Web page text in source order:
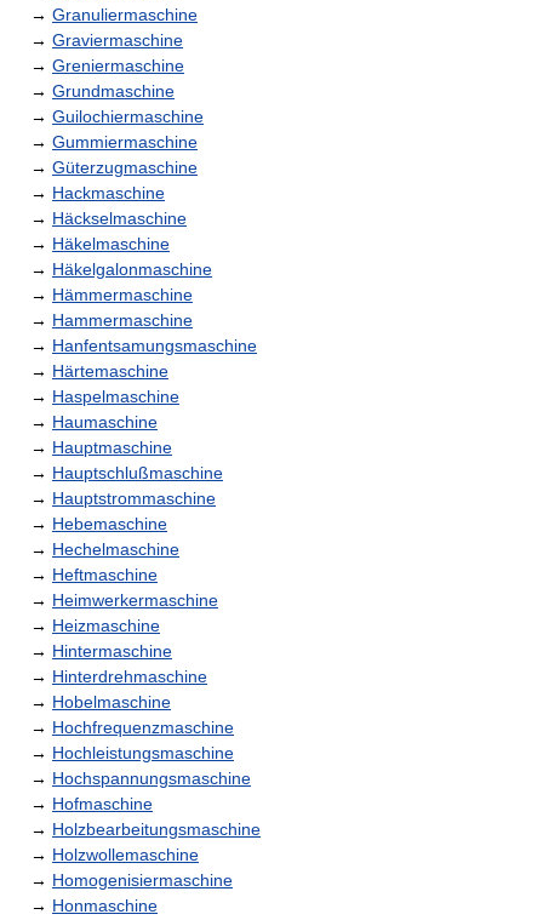
→ Granuliermaschine
→ Graviermaschine
→ Greniermaschine
→ Grundmaschine
→ Guilochiermaschine
→ Gummiermaschine
→ Güterzugmaschine
→ Hackmaschine
→ Häckselmaschine
→ Häkelmaschine
→ Häkelgalonmaschine
→ Hämmermaschine
→ Hammermaschine
→ Hanfentsamungsmaschine
→ Härtemaschine
→ Haspelmaschine
→ Haumaschine
→ Hauptmaschine
→ Hauptschlußmaschine
→ Hauptstrommaschine
→ Hebemaschine
→ Hechelmaschine
→ Heftmaschine
→ Heimwerkermaschine
→ Heizmaschine
→ Hintermaschine
→ Hinterdrehmaschine
→ Hobelmaschine
→ Hochfrequenzmaschine
→ Hochleistungsmaschine
→ Hochspannungsmaschine
→ Hofmaschine
→ Holzbearbeitungsmaschine
→ Holzwollemaschine
→ Homogenisiermaschine
→ Honmaschine